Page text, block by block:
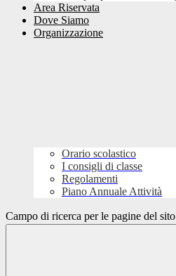
Area Riservata
Dove Siamo
Organizzazione
Orario scolastico
I consigli di classe
Regolamenti
Piano Annuale Attività
Campo di ricerca per le pagine del sito